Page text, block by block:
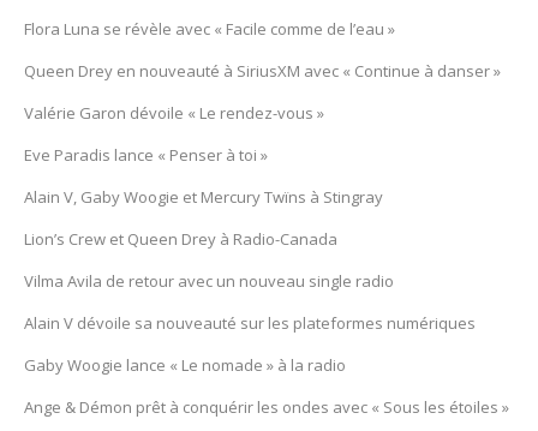
Flora Luna se révèle avec « Facile comme de l’eau »
Queen Drey en nouveauté à SiriusXM avec « Continue à danser »
Valérie Garon dévoile « Le rendez-vous »
Eve Paradis lance « Penser à toi »
Alain V, Gaby Woogie et Mercury Twïns à Stingray
Lion’s Crew et Queen Drey à Radio-Canada
Vilma Avila de retour avec un nouveau single radio
Alain V dévoile sa nouveauté sur les plateformes numériques
Gaby Woogie lance « Le nomade » à la radio
Ange & Démon prêt à conquérir les ondes avec « Sous les étoiles »